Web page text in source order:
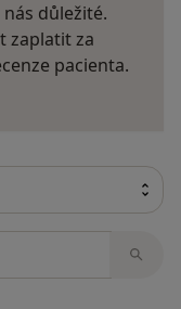
důležité.
zaplatit za
pacienta.